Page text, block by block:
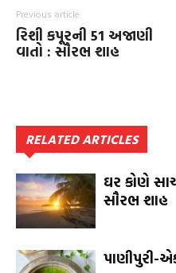
Previous article
રિશી કપૂરની 51 અજાણી
વાતો : સૌરભ શાહ
RELATED ARTICLES
ઘર કોણે
સૌરભ શાહ
પાણીપુરી-